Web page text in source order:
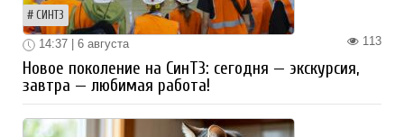
СИНТЗ
113
14:37 | 6 августа
Новое поколение на СинТЗ: сегодня — экскурсия,
завтра — любимая работа!